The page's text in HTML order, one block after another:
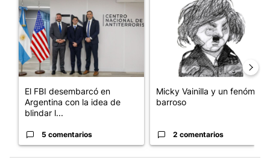
El FBI desembarcó en
Argentina con la idea de
blindar l...
5 comentarios
Micky Vainilla y un fenómeno
barroso
2 comentarios